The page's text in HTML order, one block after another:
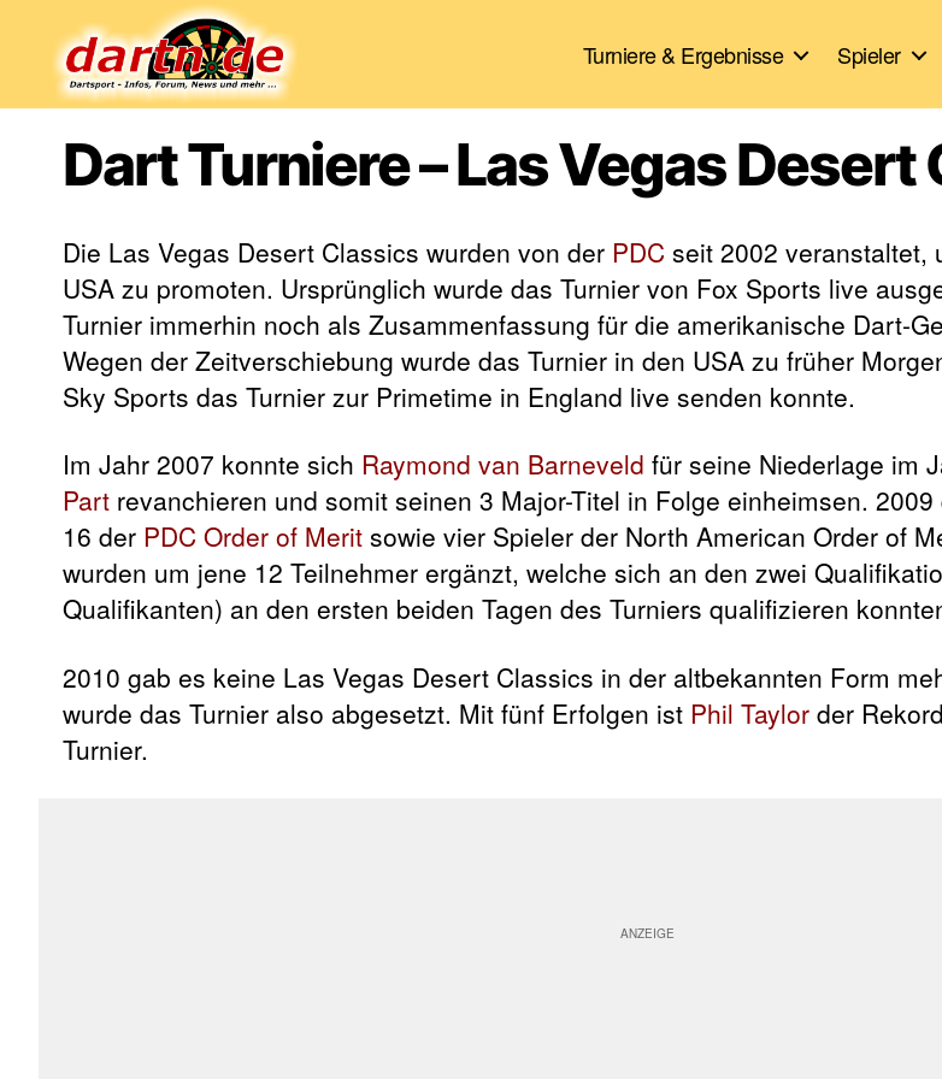
Turniere & Ergebnisse Spieler
Dart Turniere – Las Vegas
Die Las Vegas Desert Classics wurden von der PDC seit 2002 veranstaltet,
USA zu promoten. Ursprünglich wurde das Turnier von Fox Sports live
Turnier immerhin noch als Zusammenfassung für die amerikanische Dart-
Wegen der Zeitverschiebung wurde das Turnier in den USA zu früher
Sky Sports das Turnier zur Primetime in England live senden konnte.
Im Jahr 2007 konnte sich Raymond van Barneveld für seine Niederlage im
Part revanchieren und somit seinen 3 Major-Titel in Folge einheimsen.
16 der PDC Order of Merit sowie vier Spieler der North American Order of
wurden um jene 12 Teilnehmer ergänzt, welche sich an den zwei
Qualifikanten) an den ersten beiden Tagen des Turniers qualifizieren
2010 gab es keine Las Vegas Desert Classics in der altbekannten Form
wurde das Turnier also abgesetzt. Mit fünf Erfolgen ist Phil Taylor der
Turnier.